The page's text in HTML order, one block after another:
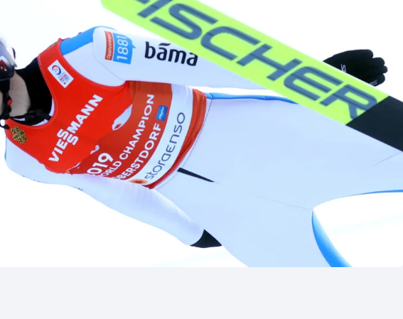
Dostihy
Florbal
Futsal
Golf
Gymnastika
Moderní pětiboj
Motorsport
Olympijské hry
Parasport
Plavání
Plážový volejbal
Vodní slalom
Volejbal